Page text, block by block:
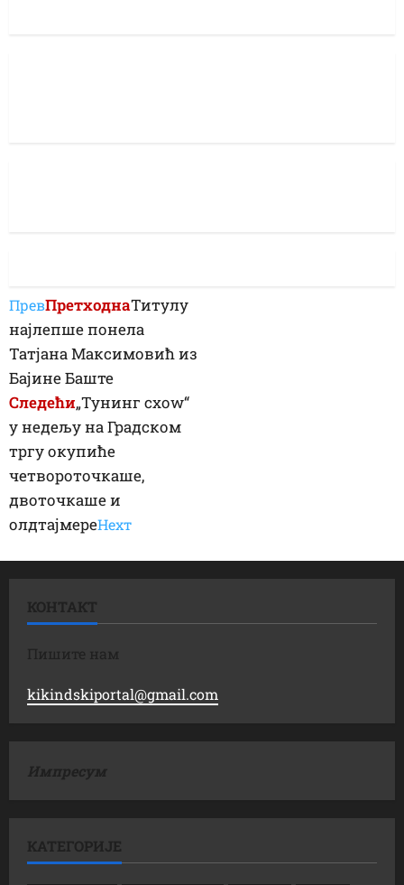
ПревПретходнаТитулу
најлепше понела
Татјана Максимовић из
Бајине Баште
Следећи„Тунинг схоw“
у недељу на Градском
тргу окупиће
четвороточкаше,
двоточкаше и
олдтајмереНеxт
КОНТАКТ
Пишите нам
kikindskiportal@gmail.com
Импресум
КАТЕГОРИЈЕ